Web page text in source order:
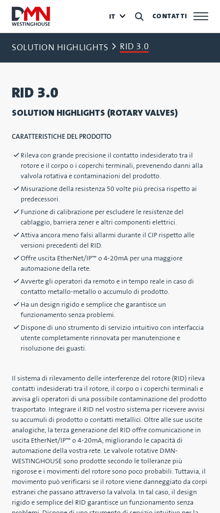
CONTATTI
IT
SOLUTION HIGHLIGHTS RID 3.0
RID 3.0
SOLUTION HIGHLIGHTS (ROTARY VALVES)
CARATTERISTICHE DEL PRODOTTO
Rileva con grande precisione il contatto indesiderato tra il
rotore e il corpo o i coperchi terminali, prevenendo danni alla
valvola rotativa e contaminazioni del prodotto.
Misurazione della resistenza 50 volte più precisa rispetto ai
predecessori.
Funzione di calibrazione per escludere le resistenze del
cablaggio, barriera zener e altri componenti elettrici.
Attiva ancora meno falsi allarmi durante il CIP rispetto alle
versioni precedenti del RID.
Offre uscita EtherNet/IP™ o 4-20mA per una maggiore
automazione della rete.
Avverte gli operatori da remoto e in tempo reale in caso di
contatto metallo-metallo o accumulo di prodotto.
Ha un design rigido e semplice che garantisce un
funzionamento senza problemi.
Dispone di uno strumento di servizio intuitivo con interfaccia
utente completamente rinnovata per manutenzione e
risoluzione dei guasti.
Il sistema di rilevamento delle interferenze del rotore (RID) rileva
contatti indesiderati tra il rotore, il corpo o i coperchi terminali e
avvisa gli operatori di una possibile contaminazione del prodotto
trasportato. Integrare il RID nel vostro sistema per ricevere avvisi
su accumuli di prodotto o contatti metallici. Oltre alle sue uscite
analogiche, la terza generazione del RID offre comunicazione in
uscita EtherNet/IP™ o 4-20mA, migliorando le capacità di
automazione della vostra rete. Le valvole rotative DMN-
WESTINGHOUSE sono prodotte secondo le tolleranze più
rigorose e i movimenti del rotore sono poco probabili. Tuttavia, il
movimento può verificarsi se il rotore viene danneggiato da corpi
estranei che passano attraverso la valvola. In tal caso, il design
rigido e semplice del RID garantisce un funzionamento senza